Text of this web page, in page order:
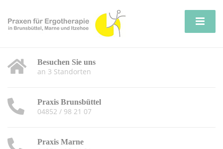
Besuchen Sie uns
an 3 Standorten
Praxis Brunsbüttel
04852 / 98 21 07
Praxis Marne